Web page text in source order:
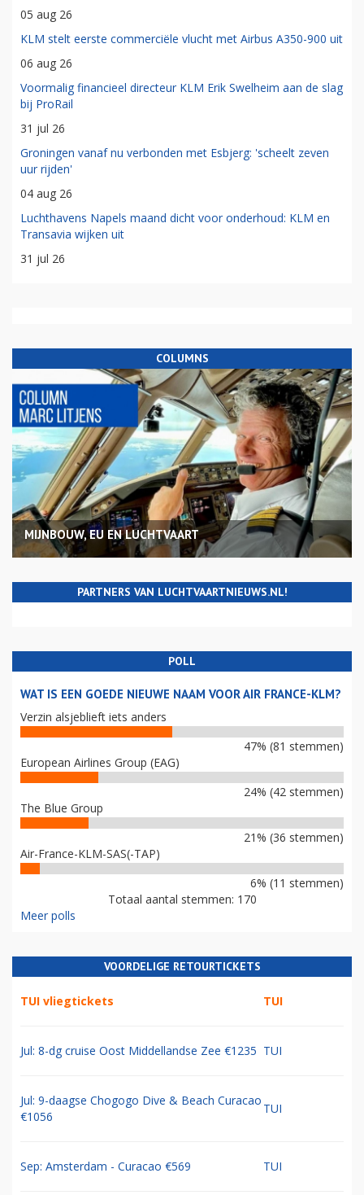
05 aug 26
KLM stelt eerste commerciële vlucht met Airbus A350-900 uit
06 aug 26
Voormalig financieel directeur KLM Erik Swelheim aan de slag
bij ProRail
31 jul 26
Groningen vanaf nu verbonden met Esbjerg: 'scheelt zeven
uur rijden'
04 aug 26
Luchthavens Napels maand dicht voor onderhoud: KLM en
Transavia wijken uit
31 jul 26
COLUMNS
MIJNBOUW, EU EN LUCHTVAART
PARTNERS VAN LUCHTVAARTNIEUWS.NL!
POLL
WAT IS EEN GOEDE NIEUWE NAAM VOOR AIR FRANCE-KLM?
Verzin alsjeblieft iets anders
47% (81 stemmen)
European Airlines Group (EAG)
24% (42 stemmen)
The Blue Group
21% (36 stemmen)
Air-France-KLM-SAS(-TAP)
6% (11 stemmen)
Totaal aantal stemmen: 170
Meer polls
VOORDELIGE RETOURTICKETS
TUI vliegtickets TUI
Jul: 8-dg cruise Oost Middellandse Zee €1235 TUI
Jul: 9-daagse Chogogo Dive & Beach Curacao
€1056
TUI
Sep: Amsterdam - Curacao €569 TUI